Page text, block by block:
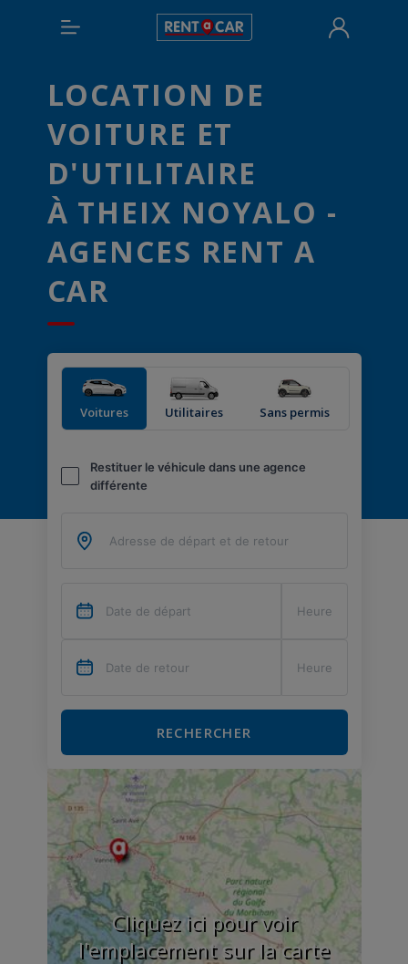
LOCATION DE
VOITURE ET
D'UTILITAIRE
À THEIX NOYALO -
AGENCES RENT A
CAR
Voitures Utilitaires Sans permis
Restituer le véhicule dans une agence
différente
RECHERCHER
Cliquez ici pour voir
l'emplacement sur la carte